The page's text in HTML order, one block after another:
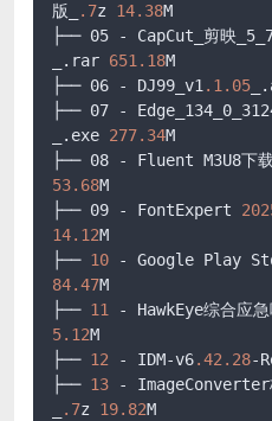
版_
.7z 14.38M
├── 05 - CapCut_剪映
_.rar 651.18M
├── 06 - DJ99_v1 .1 .05
├── 07 -
_.exe 277.34M
├── 08 - Fluent M3U8下
53.68M
├── 09 - FontExpert
14.12M
├── 10 - Google Play
84.47M
├── 11 - HawkEye综合应
5.12M
├── 12 - IDM-v6.42 .28-
├── 13 - ImageConverter
.7z 19.82M